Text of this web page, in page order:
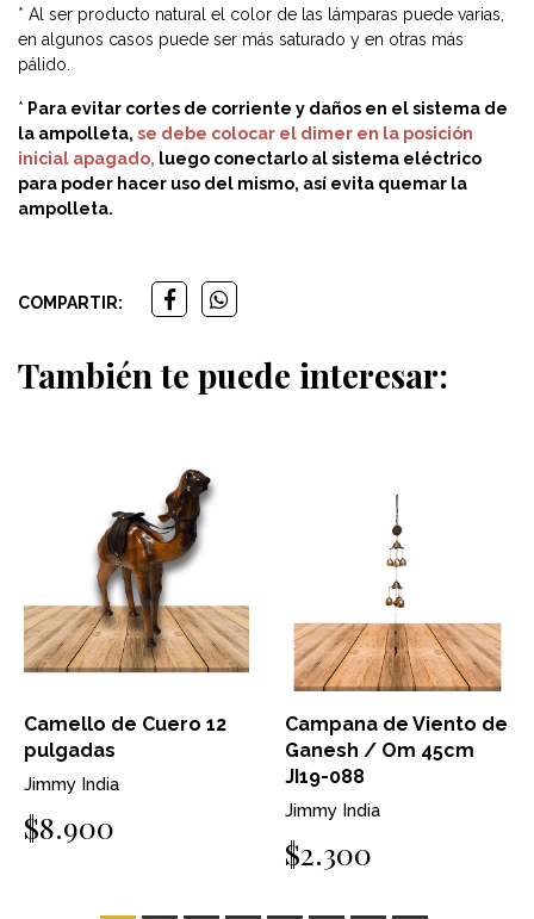
* Al ser producto natural el color de las lámparas puede varias,
en algunos casos puede ser más saturado y en otras más
pálido.
* Para evitar cortes de corriente y daños en el sistema de
la ampolleta, se debe colocar el dimer en la posición
inicial apagado, luego conectarlo al sistema eléctrico
para poder hacer uso del mismo, así evita quemar la
ampolleta.
COMPARTIR:
También te puede interesar:
Camello de Cuero 12
pulgadas
Jimmy India
$8.900
Campana de Viento de
Ganesh / Om 45cm
JI19-088
Jimmy India
$2.300